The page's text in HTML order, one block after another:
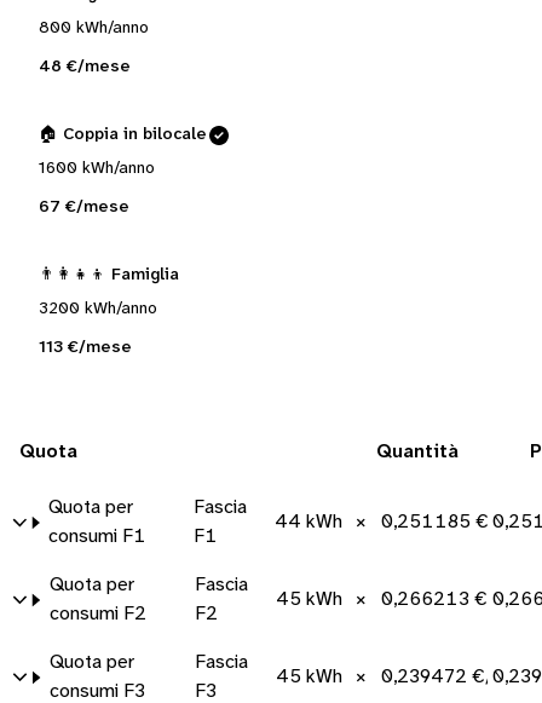
800 kWh/anno
48 €/mese
🏠 Coppia in bilocale
1600 kWh/anno
67 €/mese
👨‍👩‍👧‍👦 Famiglia
3200 kWh/anno
113 €/mese
Quota Quantità
Quota per
consumi F1
Fascia
F1
44 kWh × 0,251185 €/kWh
Quota per
consumi F2
Fascia
F2
45 kWh × 0,266213 €/kWh
Quota per
consumi F3
Fascia
F3
45 kWh × 0,239472 €/kWh